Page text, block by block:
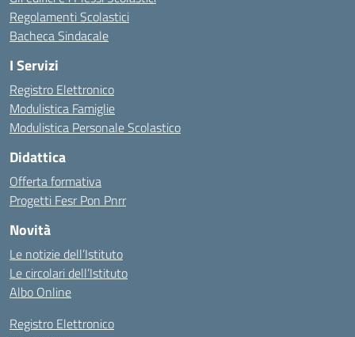
Regolamenti Scolastici
Bacheca Sindacale
I Servizi
Registro Elettronico
Modulistica Famiglie
Modulistica Personale Scolastico
Didattica
Offerta formativa
Progetti Fesr Pon Pnrr
Novità
Le notizie dell’Istituto
Le circolari dell’Istituto
Albo Online
Registro Elettronico